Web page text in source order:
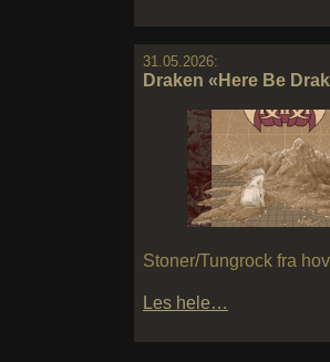
31.05.2026:
Draken «Here Be
Stoner/Tungrock fra
Les hele…